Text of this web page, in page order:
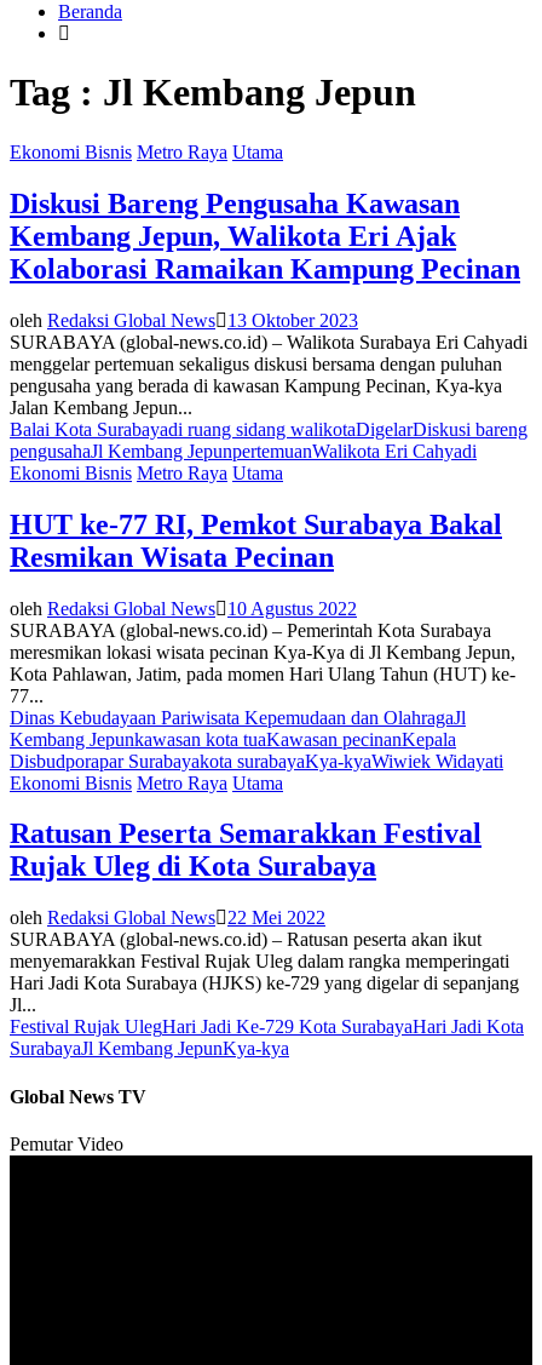
Beranda
Tag : Jl Kembang Jepun
Ekonomi Bisnis Metro Raya Utama
Diskusi Bareng Pengusaha Kawasan
Kembang Jepun, Walikota Eri Ajak
Kolaborasi Ramaikan Kampung Pecinan
oleh Redaksi Global News
13 Oktober 2023
SURABAYA (global-news.co.id) – Walikota Surabaya Eri Cahyadi
menggelar pertemuan sekaligus diskusi bersama dengan puluhan
pengusaha yang berada di kawasan Kampung Pecinan, Kya-kya
Jalan Kembang Jepun...
Balai Kota Surabayadi ruang sidang walikotaDigelarDiskusi bareng
pengusahaJl Kembang JepunpertemuanWalikota Eri Cahyadi
Ekonomi Bisnis Metro Raya Utama
HUT ke-77 RI, Pemkot Surabaya Bakal
Resmikan Wisata Pecinan
oleh Redaksi Global News
10 Agustus 2022
SURABAYA (global-news.co.id) – Pemerintah Kota Surabaya
meresmikan lokasi wisata pecinan Kya-Kya di Jl Kembang Jepun,
Kota Pahlawan, Jatim, pada momen Hari Ulang Tahun (HUT) ke-
77...
Dinas Kebudayaan Pariwisata Kepemudaan dan OlahragaJl
Kembang Jepunkawasan kota tuaKawasan pecinanKepala
Disbudporapar Surabayakota surabayaKya-kyaWiwiek Widayati
Ekonomi Bisnis Metro Raya Utama
Ratusan Peserta Semarakkan Festival
Rujak Uleg di Kota Surabaya
oleh Redaksi Global News
22 Mei 2022
SURABAYA (global-news.co.id) – Ratusan peserta akan ikut
menyemarakkan Festival Rujak Uleg dalam rangka memperingati
Hari Jadi Kota Surabaya (HJKS) ke-729 yang digelar di sepanjang
Jl...
Festival Rujak UlegHari Jadi Ke-729 Kota SurabayaHari Jadi Kota
SurabayaJl Kembang JepunKya-kya
Global News TV
Pemutar Video